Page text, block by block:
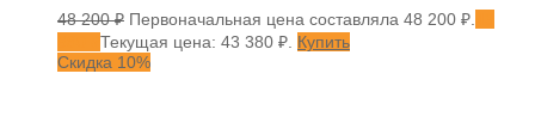
48 200₽ Первоначальная цена составляла 48 200 ₽.
Текущая цена: 43 380 ₽. Купить
Скидка 10%